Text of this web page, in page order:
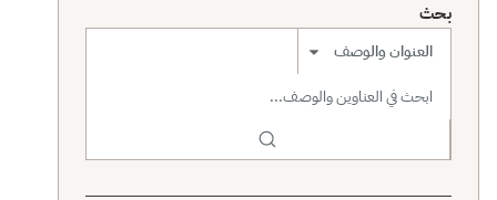
بحث
نطاق البحث